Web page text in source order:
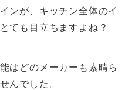
ンが、キッチン全体のイ
ても目立ちますよね？
はどのメーカーも素晴ら
んでした。